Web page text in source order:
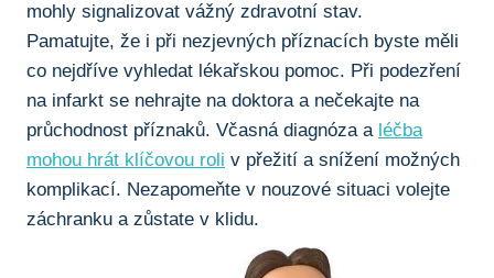
mohly signalizovat vážný zdravotní⁣ stav.
Pamatujte, že i při nezjevných příznacích byste měli
co nejdříve vyhledat lékařskou pomoc. Při podezření
na infarkt se nehrajte na doktora a nečekajte na
průchodnost příznaků. Včasná diagnóza a léčba
mohou hrát klíčovou roli v přežití a snížení možných
komplikací. ‍Nezapomeňte v nouzové situaci volejte
záchranku‍ a zůstate v klidu.